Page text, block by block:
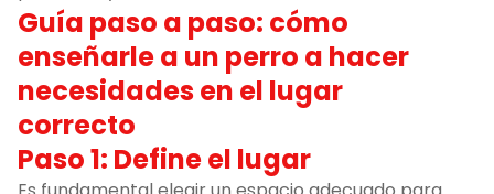
Guía paso a paso: cómo
enseñarle a un perro a hacer
necesidades en el lugar
correcto
Paso 1: Define el lugar